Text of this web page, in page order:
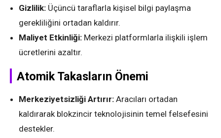
Gizlilik: Üçüncü taraflarla kişisel bilgi paylaşma
gerekliliğini ortadan kaldırır.
Maliyet Etkinliği: Merkezi platformlarla ilişkili işlem
ücretlerini azaltır.
Atomik Takasların Önemi
Merkeziyetsizliği Artırır: Aracıları ortadan
kaldırarak blokzincir teknolojisinin temel felsefesini
destekler.